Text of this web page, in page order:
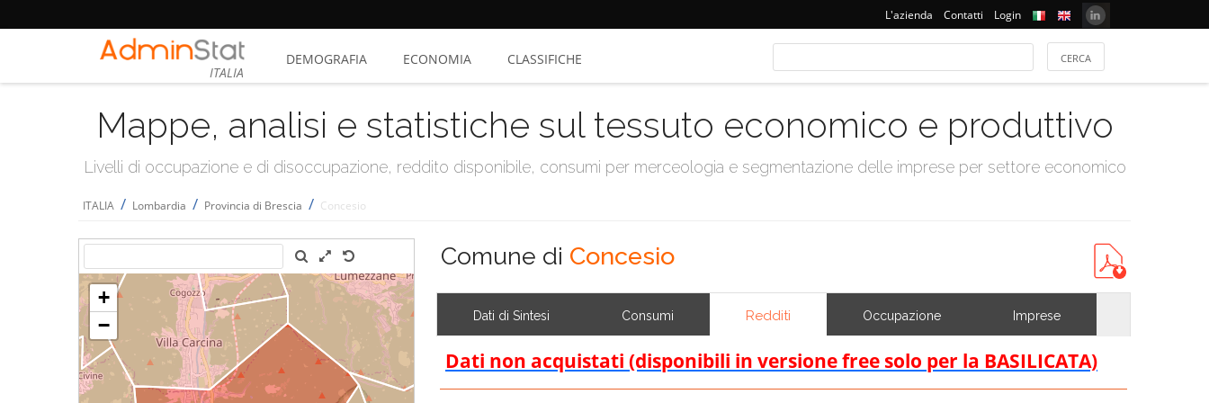
L'azienda Contatti Login
ITALIA
DEMOGRAFIA ECONOMIA CLASSIFICHE
Mappe, analisi e statistiche sul tessuto economico e produttivo
Livelli di occupazione e di disoccupazione, reddito disponibile, consumi per merceologia e segmentazione delle imprese per settore economico
ITALIA / Lombardia / Provincia di Brescia / Concesio
Comune di Concesio
Dati di Sintesi Consumi Redditi Occupazione Imprese
Dati non acquistati (disponibili in versione free solo per la BASILICATA)